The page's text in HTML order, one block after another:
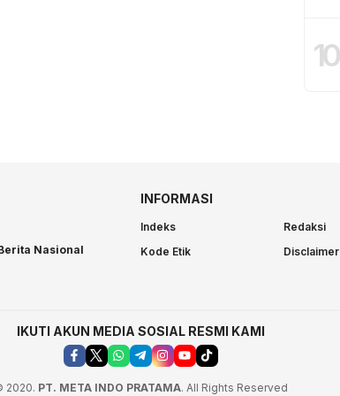
10
Nasional
INFORMASI
Indeks Redaksi
Kode Etik
Disclaimer
IKUTI AKUN MEDIA SOSIAL RESMI KAMI
2020. PT. META INDO PRATAMA. All Rights Reserved